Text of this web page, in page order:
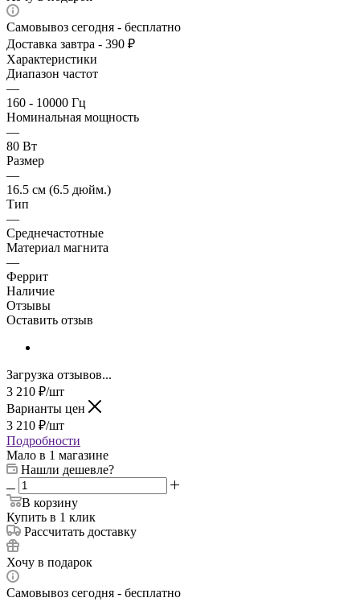
Самовывоз сегодня - бесплатно
Доставка завтра - 390 ₽
Характеристики
Диапазон частот
—
160 - 10000 Гц
Номинальная мощность
—
80 Вт
Размер
—
16.5 см (6.5 дюйм.)
Тип
—
Среднечастотные
Материал магнита
—
Феррит
Наличие
Отзывы
Оставить отзыв
Загрузка отзывов...
3 210 ₽/шт
Варианты цен
3 210 ₽/шт
Подробности
Мало в 1 магазине
Нашли дешевле?
В корзину
Купить в 1 клик
Рассчитать доставку
Хочу в подарок
Самовывоз сегодня - бесплатно